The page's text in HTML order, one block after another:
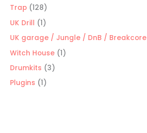
productos
Trap 128128
productos
UK Drill 11
producto
UK garage / Jungle / DnB / Breakcore
Witch House 11
Drumkits 33
Plugins 11